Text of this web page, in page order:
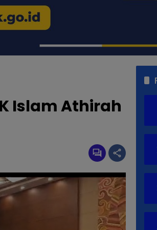
Islam Athirah